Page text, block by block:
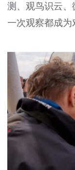
测、观鸟识云
一次观察都成为